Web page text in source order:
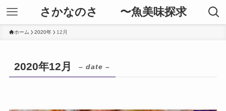
さかなのさ 〜魚美味探求
ホーム 2020年 12月
2020年12月 – date –